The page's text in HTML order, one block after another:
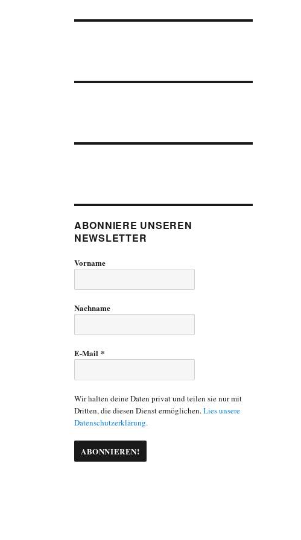
ABONNIERE UNSEREN
NEWSLETTER
Vorname
Nachname
E-Mail *
Wir halten deine Daten privat und teilen sie nur mit
Dritten, die diesen Dienst ermöglichen.Lies unsere
Datenschutzerklärung.